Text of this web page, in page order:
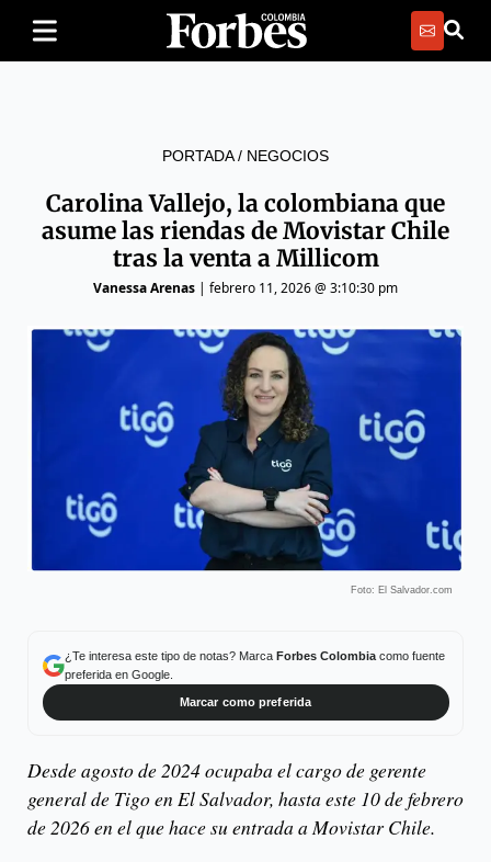
PORTADA/ NEGOCIOS
Carolina Vallejo, la colombiana que
asume las riendas de Movistar Chile
tras la venta a Millicom
Vanessa Arenas | febrero 11, 2026 @ 3:10:30 pm
Foto: El Salvador.com
¿Te interesa este tipo de notas? Marca Forbes Colombiacomo fuente
preferida en Google.
Marcar como preferida
Desde agosto de 2024 ocupaba el cargo de gerente
general de Tigo en El Salvador, hasta este 10 de febrero
de 2026 en el que hace su entrada a Movistar Chile.